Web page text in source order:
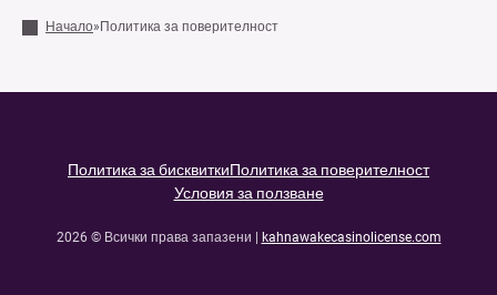
Начало» Политика за поверителност
Политика за бисквиткиПолитика за поверителност
Условия за ползване
2026 © Всички права запазени | kahnawakecasinolicense.com